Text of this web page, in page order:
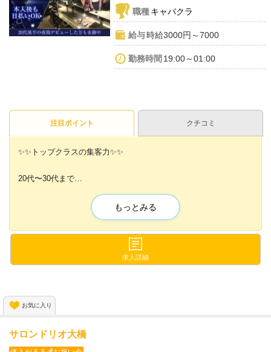
職種キャバクラ
給与時給3000円～7000
勤務時間 19:00～01:00
注目ポイント クチコミ
✨✨トップクラスの集客力✨✨
20代〜30代まで
幅広い年代の方を積極的に採用中🎊
夜職デビューに自信がない方も
『MAKE』なら大丈夫です🙌💓
ナイトワーク特有のギラギラ感が苦手な人も
働きやすいキャバクラです😌✨
もっとみる
求人詳細
お気に入り
サロンドリオ大橋